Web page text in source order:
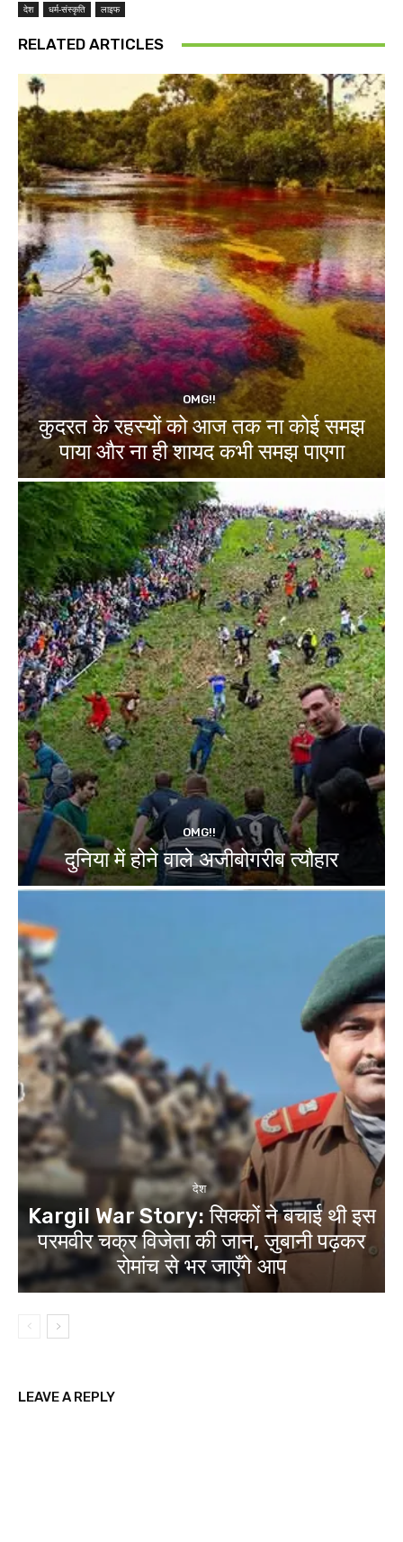
देश धर्म-संस्कृति लाइफ
RELATED ARTICLES
OMG!!
कुदरत के रहस्यों को आज तक ना कोई समझ
पाया और ना ही शायद कभी समझ पाएगा
OMG!!
दुनिया में होने वाले अजीबोगरीब त्यौहार
देश
Kargil War Story: सिक्कों ने बचाई थी इस
परमवीर चक्र विजेता की जान, ज़ुबानी पढ़कर
रोमांच से भर जाएँगे आप
LEAVE A REPLY